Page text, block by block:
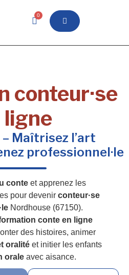
0
conteur·se
ligne
Maîtrisez l’art
professionnel·le
conteet apprenez les
pour devenirconteur·se
Nordhouse (67150).
conte en ligne
des histoires, animer
oralitéet initier les enfants
orale avec aisance.